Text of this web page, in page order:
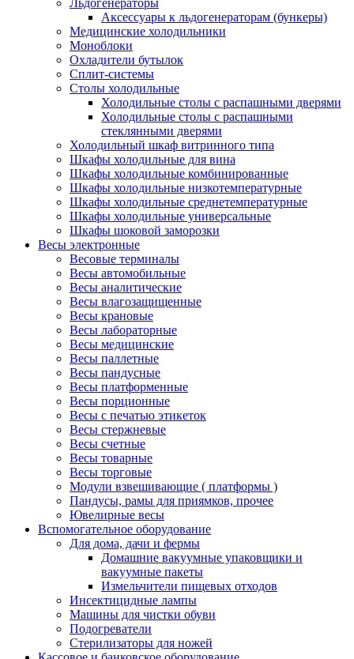
Льдогенераторы
Аксессуары к льдогенераторам (бункеры)
Медицинские холодильники
Моноблоки
Охладители бутылок
Сплит-системы
Столы холодильные
Холодильные столы с распашными дверями
Холодильные столы с распашными
стеклянными дверями
Холодильный шкаф витринного типа
Шкафы холодильные для вина
Шкафы холодильные комбинированные
Шкафы холодильные низкотемпературные
Шкафы холодильные среднетемпературные
Шкафы холодильные универсальные
Шкафы шоковой заморозки
Весы электронные
Весовые терминалы
Весы автомобильные
Весы аналитические
Весы влагозащищенные
Весы крановые
Весы лабораторные
Весы медицинские
Весы паллетные
Весы пандусные
Весы платформенные
Весы порционные
Весы с печатью этикеток
Весы стержневые
Весы счетные
Весы товарные
Весы торговые
Модули взвешивающие ( платформы )
Пандусы, рамы для приямков, прочее
Ювелирные весы
Вспомогательное оборудование
Для дома, дачи и фермы
Домашние вакуумные упаковщики и
вакуумные пакеты
Измельчители пищевых отходов
Инсектицидные лампы
Машины для чистки обуви
Подогреватели
Стерилизаторы для ножей